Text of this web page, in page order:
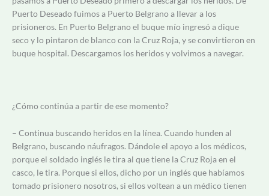
Puerto Deseado fuimos a Puerto Belgrano a llevar a los
prisioneros. En Puerto Belgrano el buque mío ingresó a dique
seco y lo pintaron de blanco con la Cruz Roja, y se convirtieron en
buque hospital. Descargamos los heridos y volvimos a navegar.
¿Cómo continúa a partir de ese momento?
– Continua buscando heridos en la línea. Cuando hunden al
Belgrano, buscando náufragos. Dándole el apoyo a los médicos,
porque el soldado inglés le tira al que tiene la Cruz Roja en el
casco, le tira. Porque si ellos, dicho por un inglés que habíamos
tomado prisionero nosotros, si ellos voltean a un médico tienen